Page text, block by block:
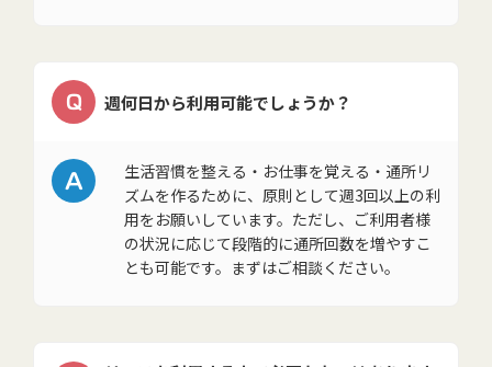
Q 週何日から利用可能でしょうか？
A
生活習慣を整える・お仕事を覚える・通所リ
ズムを作るために、原則として週3回以上の利
用をお願いしています。ただし、ご利用者様
の状況に応じて段階的に通所回数を増やすこ
とも可能です。まずはご相談ください。